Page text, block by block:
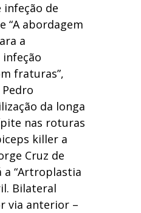
infeção de
“A abordagem
a
fraturas”,
da longa
nas roturas
killer a
Cruz de
a “Artroplastia
Bilateral
via anterior –